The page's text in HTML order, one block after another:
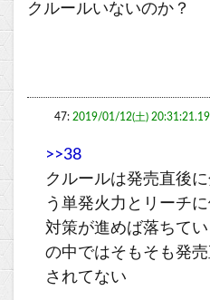
クルールいないのか？
47: 2019/01/12(土)
>>38
クルールは発売直後
う単発火力とリーチ
対策が進めば落ちて
の中ではそもそも発
されてない